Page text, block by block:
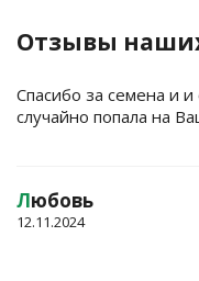
Отзывы
Спасибо за семена и
случайно попала на
Любовь
12.11.2024